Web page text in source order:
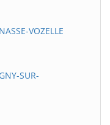
VOZELLE
SUR-